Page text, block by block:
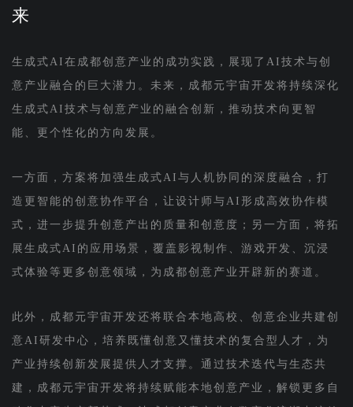
来
生成式AI在成都创意产业的成功实践，展现了AI技术与创
意产业融合的巨大潜力。未来，成都元宇宙开发将持续深化
生成式AI技术与创意产业的融合创新，推动技术向更智
能、更个性化的方向发展。
一方面，方案将加强生成式AI与人机协同的深度融合，打
造更智能的创意协作平台，让设计师与AI形成高效协作模
式，进一步提升创意产出的质量和创意度；另一方面，将拓
展生成式AI的应用场景，覆盖影视制作、游戏开发、沉浸
式体验等更多创意领域，为成都创意产业开辟新的赛道。
此外，成都元宇宙开发还将联合本地高校、创意企业共建创
意AI研发中心，培养既懂创意又懂技术的复合型人才，为
产业持续创新发展提供人才支撑。通过技术迭代与生态共
建，成都元宇宙开发将持续赋能本地创意产业，解锁更多自